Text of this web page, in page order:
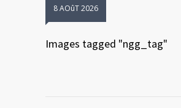
8 AOûT 2026
Images tagged "ngg_tag"